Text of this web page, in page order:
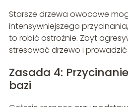
Starsze drzewa owocowe
intensywniejszego
to robić ostrożnie. Zbyt
stresować drzewo i
Zasada 4:
bazi